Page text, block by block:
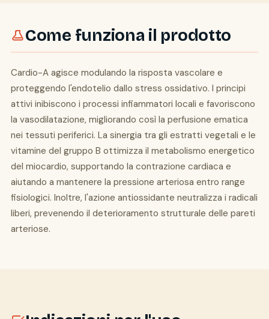
Come funziona il prodotto
Cardio-A agisce modulando la risposta vascolare e
proteggendo l'endotelio dallo stress ossidativo. I principi
attivi inibiscono i processi infiammatori locali e favoriscono
la vasodilatazione, migliorando così la perfusione ematica
nei tessuti periferici. La sinergia tra gli estratti vegetali e le
vitamine del gruppo B ottimizza il metabolismo energetico
del miocardio, supportando la contrazione cardiaca e
aiutando a mantenere la pressione arteriosa entro range
fisiologici. Inoltre, l'azione antiossidante neutralizza i radicali
liberi, prevenendo il deterioramento strutturale delle pareti
arteriose.